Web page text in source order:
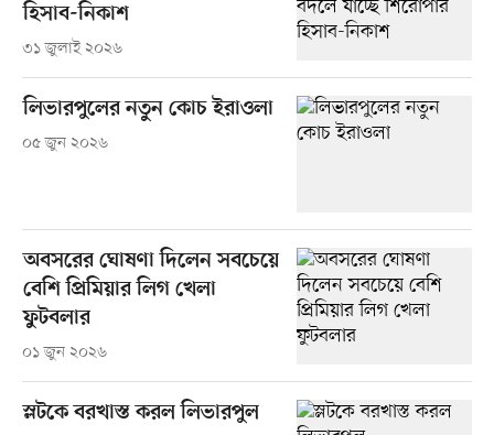
হিসাব-নিকাশ
৩১ জুলাই ২০২৬
লিভারপুলের নতুন কোচ ইরাওলা
০৫ জুন ২০২৬
অবসরের ঘোষণা দিলেন সবচেয়ে
বেশি প্রিমিয়ার লিগ খেলা
ফুটবলার
০১ জুন ২০২৬
স্লটকে বরখাস্ত করল লিভারপুল